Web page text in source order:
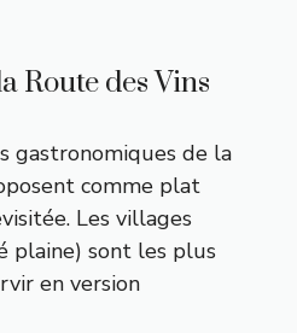
Route des Vins
gastronomiques de la
comme plat
Les villages
plaine) sont les plus
en version